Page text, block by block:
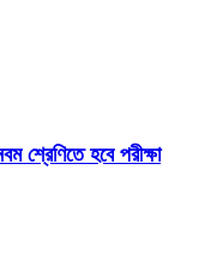
শ্রেণিতে হবে পরীক্ষা